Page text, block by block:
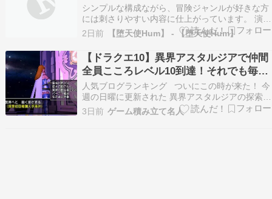
シンプルな構成ながら、冒険ジャンルが好きな方
には刺さりやすい内容に仕上がっています。 演出
のクセが少ないため、普段冒険に慣れていない方
でも入りやすい内容です。 刺激的な演出を優先し
たい方には、落ち着きすぎた雰囲気に見えるかも
しれません。 この作品が合わない可能性があるの
は、短時…
2日前 【堕天使Hum】 - 【堕天使Hum】
【ドラクエ10】異界アスタルジアで仲間
全員こころレベル10到達！それでも毎週
探索に通い続ける事になるんだけどね！
人気ブログランキング ついにこの時が来た！ 今
週の日曜に更新された 異界アスタルジアの探索の
初回報酬で 貰えるこころの結晶９０個で アシュ
レイのこころをレベル10にしたことで バージョ
3日前 ゲーム積み立て名人